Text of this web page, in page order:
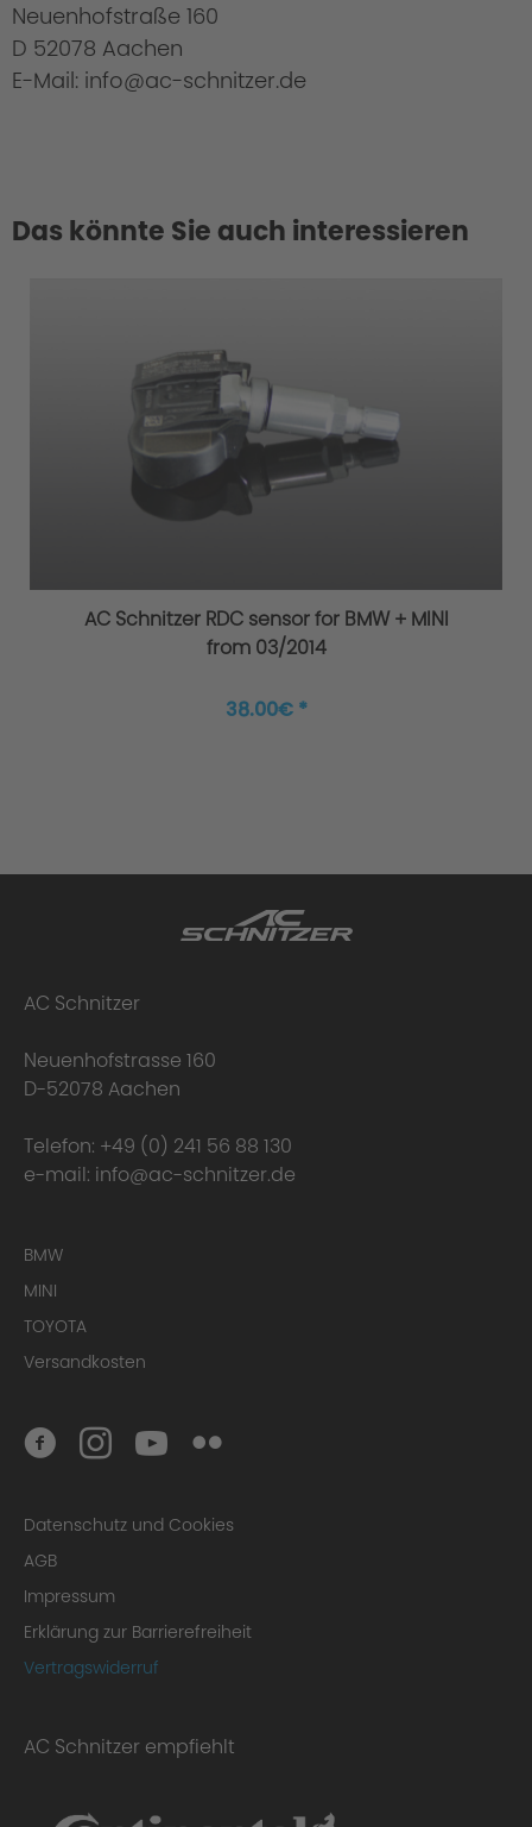
Neuenhofstraße 160
D 52078 Aachen
E-Mail: info@ac-schnitzer.de
Das könnte Sie auch interessieren
AC Schnitzer RDC sensor for BMW + MINI
from 03/2014
38.00€ *
AC Schnitzer
Neuenhofstrasse 160
D-52078 Aachen
Telefon: +49 (0) 241 56 88 130
e-mail: info@ac-schnitzer.de
BMW
MINI
TOYOTA
Versandkosten
Datenschutz und Cookies
AGB
Impressum
Erklärung zur Barrierefreiheit
Vertragswiderruf
AC Schnitzer empfiehlt